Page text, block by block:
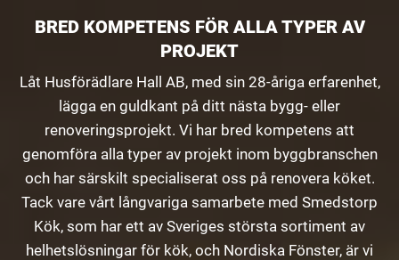
BRED KOMPETENS FÖR ALLA TYPER AV
PROJEKT
Låt Husförädlare Hall AB, med sin 28-åriga erfarenhet,
lägga en guldkant på ditt nästa bygg- eller
renoveringsprojekt. Vi har bred kompetens att
genomföra alla typer av projekt inom byggbranschen
och har särskilt specialiserat oss på renovera köket.
Tack vare vårt långvariga samarbete med Smedstorp
Kök, som har ett av Sveriges största sortiment av
helhetslösningar för kök, och Nordiska Fönster, är vi